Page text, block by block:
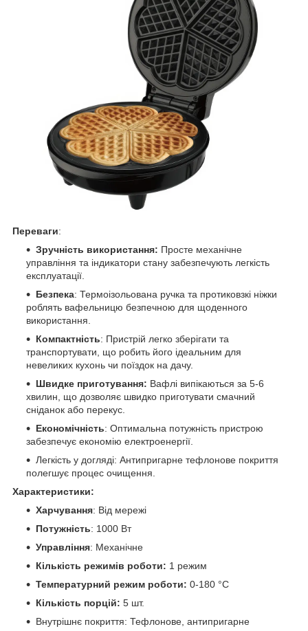
Переваги:
Зручність використання: Просте механічне
управління та індикатори стану забезпечують легкість
експлуатації.
Безпека: Термоізольована ручка та протиковзкі ніжки
роблять вафельницю безпечною для щоденного
використання.
Компактність: Пристрій легко зберігати та
транспортувати, що робить його ідеальним для
невеликих кухонь чи поїздок на дачу.
Швидке приготування: Вафлі випікаються за 5-6
хвилин, що дозволяє швидко приготувати смачний
сніданок або перекус.
Економічність: Оптимальна потужність пристрою
забезпечує економію електроенергії.
Легкість у догляді: Антипригарне тефлонове покриття
полегшує процес очищення.
Характеристики:
Харчування: Від мережі
Потужність: 1000 Вт
Управління: Механічне
Кількість режимів роботи: 1 режим
Температурний режим роботи: 0-180 °C
Кількість порцій: 5 шт.
Внутрішнє покриття: Тефлонове, антипригарне